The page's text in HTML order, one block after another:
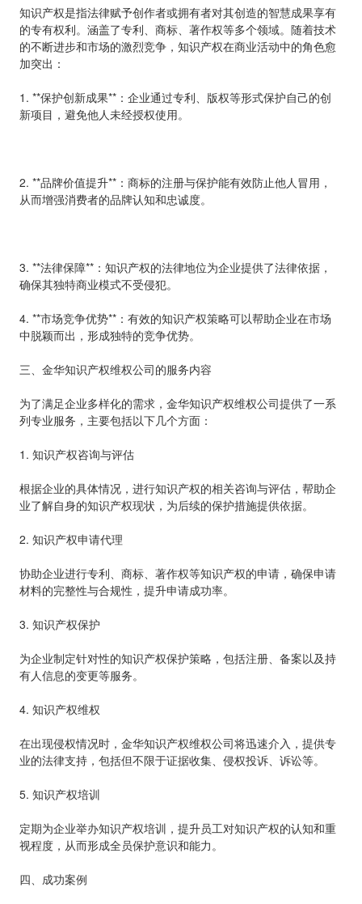
知识产权是指法律赋予创作者或拥有者对其创造的智慧成果享有
的专有权利。涵盖了专利、商标、著作权等多个领域。随着技术
的不断进步和市场的激烈竞争，知识产权在商业活动中的角色愈
加突出：
1. **保护创新成果**：企业通过专利、版权等形式保护自己的创
新项目，避免他人未经授权使用。
2. **品牌价值提升**：商标的注册与保护能有效防止他人冒用，
从而增强消费者的品牌认知和忠诚度。
3. **法律保障**：知识产权的法律地位为企业提供了法律依据，
确保其独特商业模式不受侵犯。
4. **市场竞争优势**：有效的知识产权策略可以帮助企业在市场
中脱颖而出，形成独特的竞争优势。
三、金华知识产权维权公司的服务内容
为了满足企业多样化的需求，金华知识产权维权公司提供了一系
列专业服务，主要包括以下几个方面：
1. 知识产权咨询与评估
根据企业的具体情况，进行知识产权的相关咨询与评估，帮助企
业了解自身的知识产权现状，为后续的保护措施提供依据。
2. 知识产权申请代理
协助企业进行专利、商标、著作权等知识产权的申请，确保申请
材料的完整性与合规性，提升申请成功率。
3. 知识产权保护
为企业制定针对性的知识产权保护策略，包括注册、备案以及持
有人信息的变更等服务。
4. 知识产权维权
在出现侵权情况时，金华知识产权维权公司将迅速介入，提供专
业的法律支持，包括但不限于证据收集、侵权投诉、诉讼等。
5. 知识产权培训
定期为企业举办知识产权培训，提升员工对知识产权的认知和重
视程度，从而形成全员保护意识和能力。
四、成功案例